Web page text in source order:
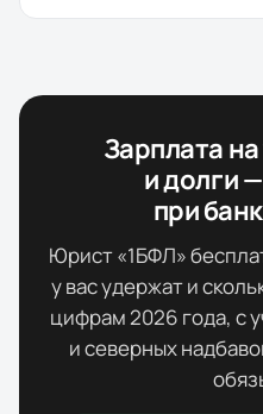
Зарплата
и долги
при
Юрист «1БФЛ»
у вас удержат и
цифрам2026 года, с
и северных